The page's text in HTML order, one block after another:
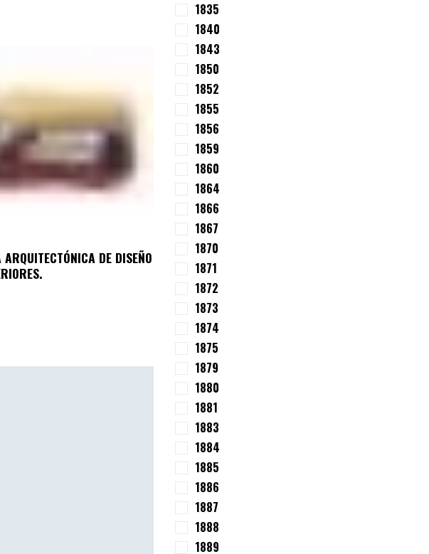
DE DISEÑO
1835
1840
1843
1850
1852
1855
1856
1859
1860
1864
1866
1867
1870
1871
1872
1873
1874
1875
1879
1880
1881
1883
1884
1885
1886
1887
1888
1889